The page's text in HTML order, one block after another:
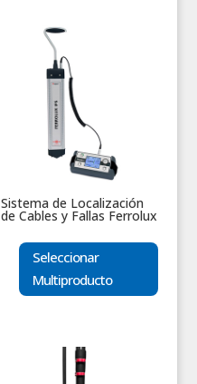
Sistema de Localización
de Cables y Fallas Ferrolux
Seleccionar
Multiproducto